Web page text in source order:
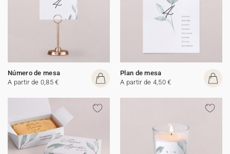
Número de mesa
A partir de 0,85 €
Plan de mesa
A partir de 4,50 €